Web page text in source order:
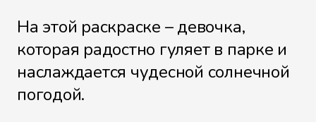
На этой раскраске – девочка,
которая радостно гуляет в парке и
наслаждается чудесной солнечной
погодой.